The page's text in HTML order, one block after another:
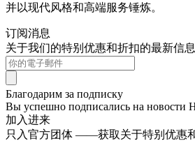
并以现代风格和高端服务锤炼。
订阅消息
关于我们的特别优惠和折扣的最新信息
Благодарим за подписку
Вы успешно подписались на новости
加入进来
只入官方团体 ——获取关于特别优惠